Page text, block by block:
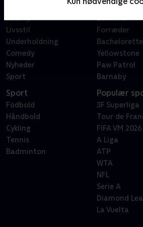
Reality
Livsstil
Underholdning
Comedy
Nyheder
Sport
X Factor
Bachelor
Forræder
Bachelorette
Yellowstone
Paw Patrol
Barnaby
Sport
Fodbold
Håndbold
Cykling
Tennis
Badminton
Populær
3F Superliga
Tour de
FIFA VM 2026
A Liga
ATP
WTA
NFL
Serie A
Diamond
La Vuelta